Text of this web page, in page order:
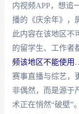
内视频APP，想追
播的《庆余年》，
此内容在该地区不
的留学生、工作者
频该地区不能使用
赛事直播与综艺，
非偶然，而是源于
术正在悄然“破壁”